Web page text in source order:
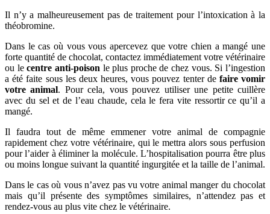
Il n’y a malheureusement pas de traitement pour l’intoxication à la
théobromine.
Dans le cas où vous vous apercevez que votre chien a mangé une
forte quantité de chocolat, contactez immédiatement votre vétérinaire
ou lecentre anti-poison le plus proche de chez vous. Si l’ingestion
a été faite sous les deux heures, vous pouvez tenter de faire vomir
votre animal. Pour cela, vous pouvez utiliser une petite cuillère
avec du sel et de l’eau chaude, cela le fera vite ressortir ce qu’il a
mangé.
Il faudra tout de même emmener votre animal de compagnie
rapidement chez votre vétérinaire, qui le mettra alors sous perfusion
pour l’aider à éliminer la molécule. L’hospitalisation pourra être plus
ou moins longue suivant la quantité ingurgitée et la taille de l’animal.
Dans le cas où vous n’avez pas vu votre animal manger du chocolat
mais qu’il présente des symptômes similaires, n’attendez pas et
rendez-vous au plus vite chez le vétérinaire.